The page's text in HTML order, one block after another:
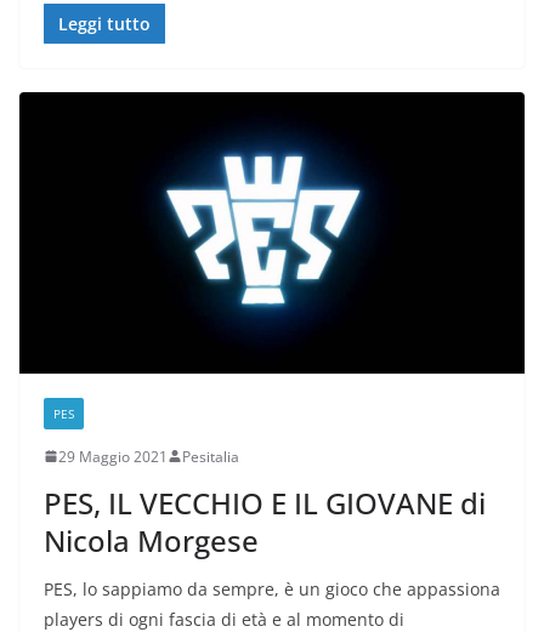
Leggi tutto
PES
29 Maggio 2021 Pesitalia
PES, IL VECCHIO E IL GIOVANE di
Nicola Morgese
PES, lo sappiamo da sempre, è un gioco che appassiona
players di ogni fascia di età e al momento di